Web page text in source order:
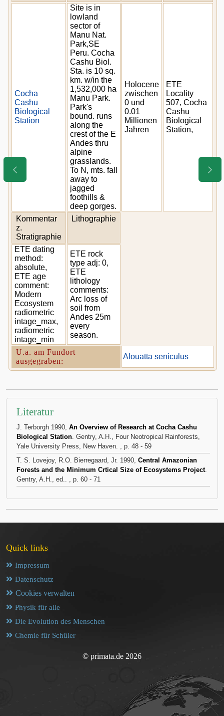
Cocha
Cashu
Biological
Station
Site is in
lowland
sector of
Manu Nat.
Park,SE
Peru. Cocha
Cashu Biol.
Sta. is 10 sq.
km. w/in the
1,532,000 ha
Manu Park.
Park's
bound. runs
along the
crest of the E
Andes thru
alpine
grasslands.
To N, mts. fall
away to
jagged
foothills &
deep gorges.
Holocene
zwischen
0 und
0.01
Millionen
Jahren
ETE
Locality
507, Cocha
Cashu
Biological
Station,
Kommentar
z.
Stratigraphie
Lithographie
ETE dating
method:
absolute,
ETE age
comment:
Modern
Ecosystem
radiometric
intage_max,
radiometric
intage_min
ETE rock
type adj: 0,
ETE
lithology
comments:
Arc loss of
soil from
Andes 25m
every
season.
U.a. am Fundort
ausgegraben:
Alouatta seniculus
Literatur
J. Terborgh 1990, An Overview of Research at Cocha Cashu
Biological Station. Gentry, A.H., Four Neotropical Rainforests,
Yale University Press, New Haven. , p. 48 - 59
T. S. Lovejoy, R.O. Bierregaard, Jr. 1990, Central Amazonian
Forests and the Minimum Crtical Size of Ecosystems Project.
Gentry, A.H., ed.. , p. 60 - 71
Quick links
Impressum
Datenschutz
Cookies verwalten
Physik für alle
Die Evolution des Menschen
Chemie für Schüler
© primata.de 2026